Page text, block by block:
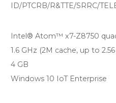
ID/PTCRB/R&TTE/SRRC/
Intel® Atom™ x7-Z8750
1.6 GHz (2M cache, up to
4 GB
Windows 10 IoT Enterprise